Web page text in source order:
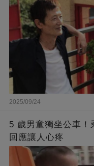
2025/09/24
5 歲男童獨坐公車！
回應讓人心疼